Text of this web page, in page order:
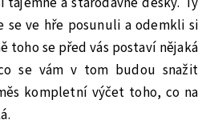
ve hře posunuli a odemkli si
toho se před vás postaví nějaká
se vám v tom budou snažit
kompletní výčet toho, co na